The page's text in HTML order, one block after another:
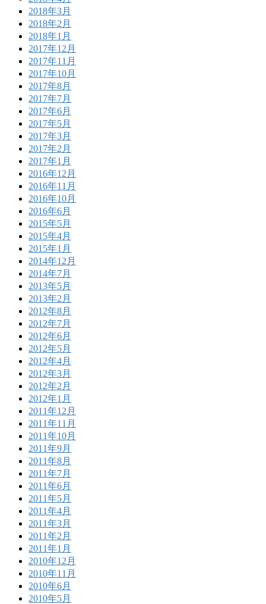
2018年3月
2018年2月
2018年1月
2017年12月
2017年11月
2017年10月
2017年8月
2017年7月
2017年6月
2017年5月
2017年3月
2017年2月
2017年1月
2016年12月
2016年11月
2016年10月
2016年6月
2015年5月
2015年4月
2015年1月
2014年12月
2014年7月
2013年5月
2013年2月
2012年8月
2012年7月
2012年6月
2012年5月
2012年4月
2012年3月
2012年2月
2012年1月
2011年12月
2011年11月
2011年10月
2011年9月
2011年8月
2011年7月
2011年6月
2011年5月
2011年4月
2011年3月
2011年2月
2011年1月
2010年12月
2010年11月
2010年6月
2010年5月